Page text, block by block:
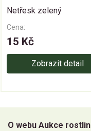
Netřesk zelený
Cena:
15 Kč
Zobrazit detail
O webu Aukce rostlin